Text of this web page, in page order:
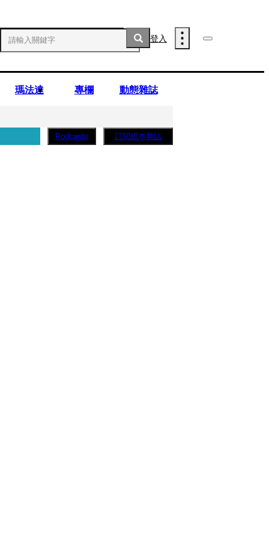
登入
瑪法達 專欄 動態雜誌
Podcasts 訂閱紙本雜誌